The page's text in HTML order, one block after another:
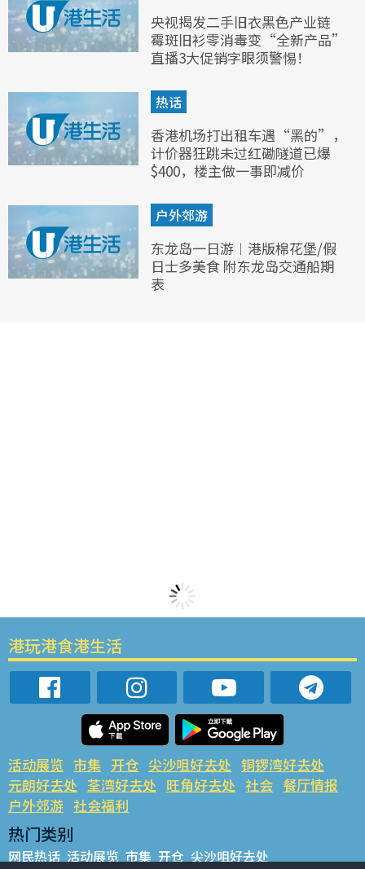
央视揭发二手旧衣黑色产业链
霉斑旧衫零消毒变“全新产品”
直播3大促销字眼须警惕！
热话
香港机场打出租车遇“黑的”，
计价器狂跳未过红磡隧道已爆
$400，楼主做一事即减价
户外郊游
东龙岛一日游︱港版棉花堡/假
日士多美食 附东龙岛交通船期
表
港玩港食港生活
活动展览 市集 开仓 尖沙咀好去处 铜锣湾好去处
元朗好去处 荃湾好去处 旺角好去处 社会 餐厅情报
户外郊游 社会福利
热门类别
网民热话 活动展览 市集 开仓 尖沙咀好去处